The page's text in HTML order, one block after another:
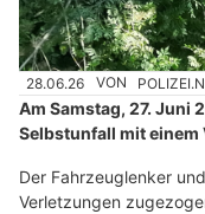
28.06.26 VON
Am Samstag, 27. Juni
Selbstunfall mit einem
Der Fahrzeuglenker
Verletzungen